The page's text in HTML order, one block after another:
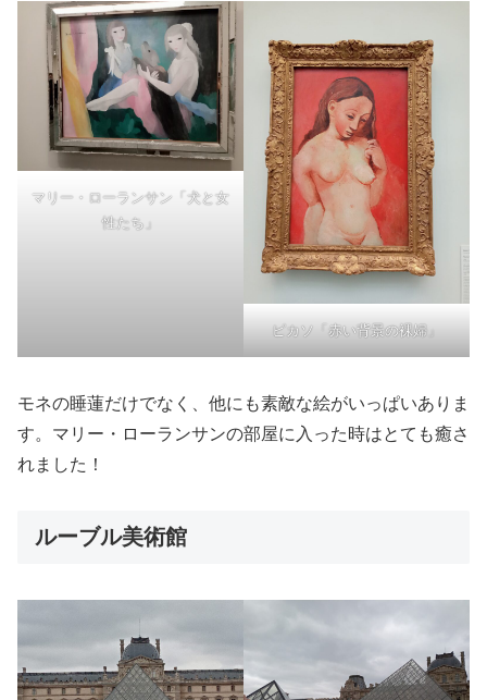
マリー・ローランサン「犬と女
性たち」
ピカソ「赤い背景の裸婦」
モネの睡蓮だけでなく、他にも素敵な絵がいっぱいありま
す。マリー・ローランサンの部屋に入った時はとても癒さ
れました！
ルーブル美術館